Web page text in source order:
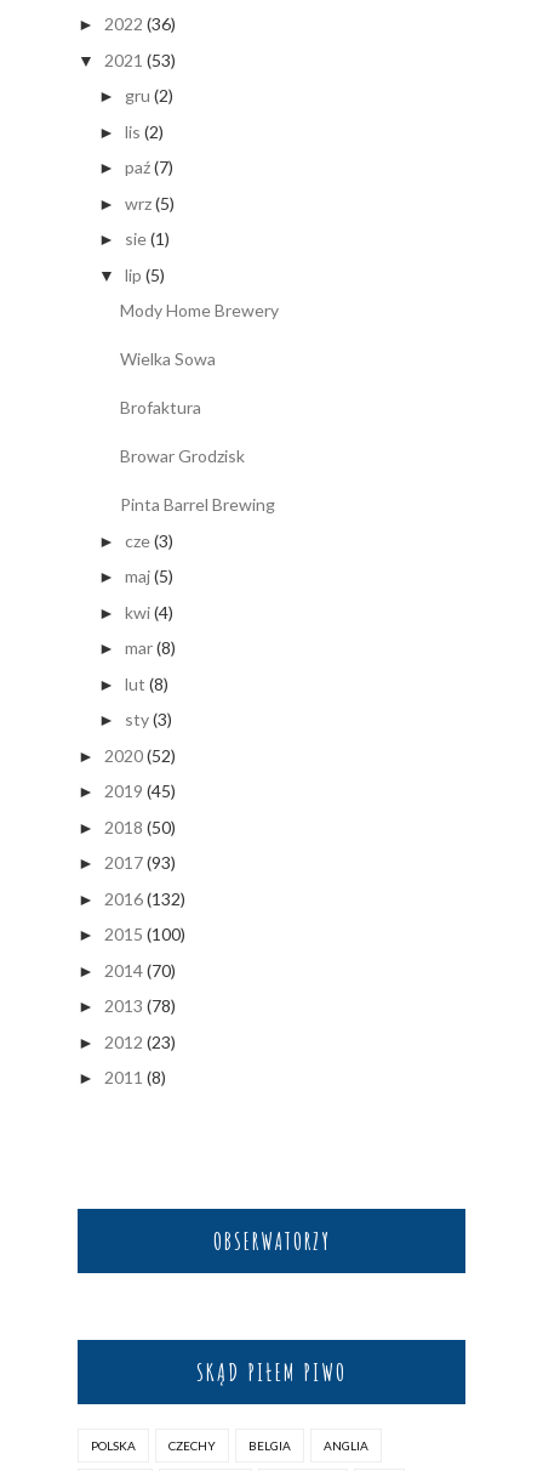
► 2022 (36)
▼ 2021 (53)
► gru (2)
► lis (2)
► paź(7)
► wrz(5)
► sie(1)
▼ lip (5)
Mody Home Brewery
Wielka Sowa
Brofaktura
Browar Grodzisk
Pinta Barrel Brewing
► cze(3)
► maj(5)
► kwi(4)
► mar(8)
► lut (8)
► sty(3)
► 2020(52)
► 2019 (45)
► 2018 (50)
► 2017(93)
► 2016(132)
► 2015 (100)
► 2014(70)
► 2013 (78)
► 2012 (23)
► 2011 (8)
OBSERWATORZY
SKĄD PIŁEM PIWO
POLSKA CZECHY BELGIA ANGLIA